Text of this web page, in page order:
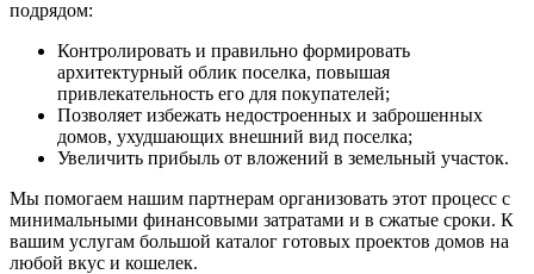
подрядом:
Контролировать и правильно формировать
архитектурный облик поселка, повышая
привлекательность его для покупателей;
Позволяет избежать недостроенных и заброшенных
домов, ухудшающих внешний вид поселка;
Увеличить прибыль от вложений в земельный участок.
Мы помогаем нашим партнерам организовать этот процесс с
минимальными финансовыми затратами и в сжатые сроки. К
вашим услугам большой каталог готовых проектов домов на
любой вкус и кошелек.